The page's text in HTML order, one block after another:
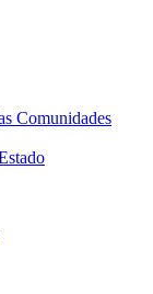
Comunidades